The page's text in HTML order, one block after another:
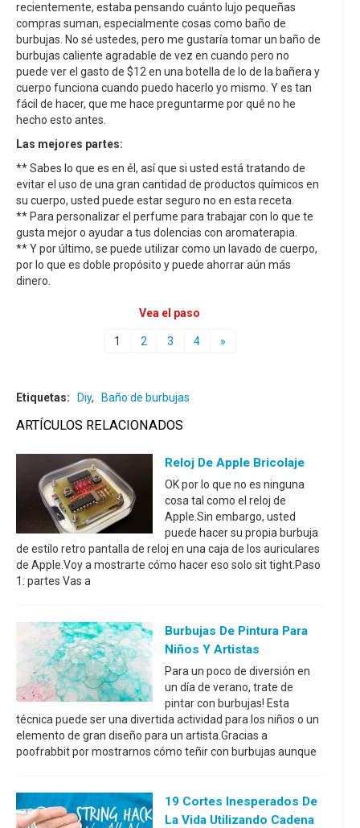
recientemente, estaba pensando cuánto lujo pequeñas
compras suman, especialmente cosas como baño de
burbujas. No sé ustedes, pero me gustaría tomar un baño de
burbujas caliente agradable de vez en cuando pero no
puede ver el gasto de $12 en una botella de lo de la bañera y
cuerpo funciona cuando puedo hacerlo yo mismo. Y es tan
fácil de hacer, que me hace preguntarme por qué no he
hecho esto antes.
Las mejores partes:
** Sabes lo que es en él, así que si usted está tratando de
evitar el uso de una gran cantidad de productos químicos en
su cuerpo, usted puede estar seguro no en esta receta.
** Para personalizar el perfume para trabajar con lo que te
gusta mejor o ayudar a tus dolencias con aromaterapia.
** Y por último, se puede utilizar como un lavado de cuerpo,
por lo que es doble propósito y puede ahorrar aún más
dinero.
Vea el paso
1 2 3 4 »
Etiquetas: Diy, Baño de burbujas
ARTÍCULOS RELACIONADOS
Reloj De Apple Bricolaje
OK por lo que no es ninguna
cosa tal como el reloj de
Apple.Sin embargo, usted
puede hacer su propia burbuja
de estilo retro pantalla de reloj en una caja de los auriculares
de Apple.Voy a mostrarte cómo hacer eso solo sit tight.Paso
1: partes Vas a
Burbujas De Pintura Para
Niños Y Artistas
Para un poco de diversión en
un día de verano, trate de
pintar con burbujas! Esta
técnica puede ser una divertida actividad para los niños o un
elemento de gran diseño para un artista.Gracias a
poofrabbit por mostrarnos cómo teñir con burbujas aunque
19 Cortes Inesperados De
La Vida Utilizando Cadena